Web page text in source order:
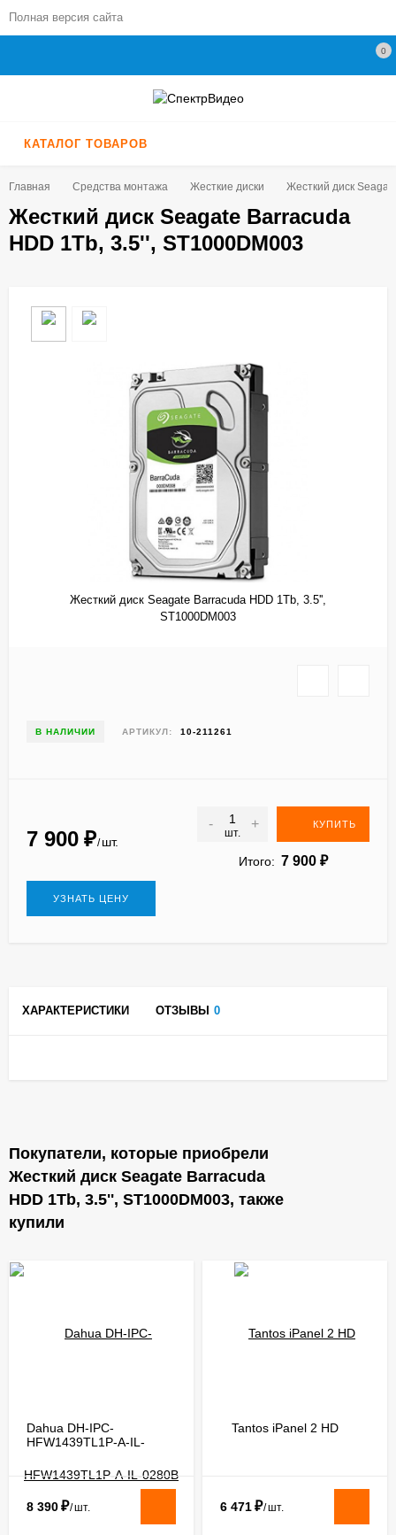
Полная версия сайта
0
КАТАЛОГ ТОВАРОВ
Главная Средства монтажа Жесткие диски Жесткий диск
Жесткий диск Seagate Barracuda
HDD 1Tb, 3.5'', ST1000DM003
Жесткий диск Seagate Barracuda HDD 1Tb, 3.5'',
ST1000DM003
В НАЛИЧИИ АРТИКУЛ: 10-211261
7 900 ₽/ шт.
-
шт.
+ КУПИТЬ
Итого: 7 900 ₽
УЗНАТЬ ЦЕНУ
ХАРАКТЕРИСТИКИ ОТЗЫВЫ 0
Покупатели, которые приобрели
Жесткий диск Seagate Barracuda
HDD 1Tb, 3.5'', ST1000DM003, также
купили
Dahua DH-IPC-
HFW1439TL1P-A-IL-
8 390₽/шт.
Tantos iPanel 2 HD
6 471₽/шт.